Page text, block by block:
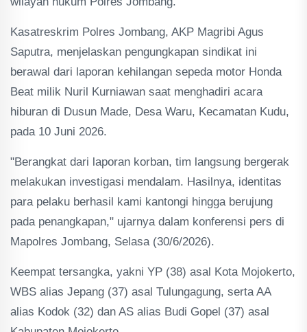
Kasatreskrim Polres Jombang, AKP Magribi Agus
Saputra, menjelaskan pengungkapan sindikat ini
berawal dari laporan kehilangan sepeda motor Honda
Beat milik Nuril Kurniawan saat menghadiri acara
hiburan di Dusun Made, Desa Waru, Kecamatan Kudu,
pada 10 Juni 2026.
"Berangkat dari laporan korban, tim langsung bergerak
melakukan investigasi mendalam. Hasilnya, identitas
para pelaku berhasil kami kantongi hingga berujung
pada penangkapan," ujarnya dalam konferensi pers di
Mapolres Jombang, Selasa (30/6/2026).
Keempat tersangka, yakni YP (38) asal Kota Mojokerto,
WBS alias Jepang (37) asal Tulungagung, serta AA
alias Kodok (32) dan AS alias Budi Gopel (37) asal